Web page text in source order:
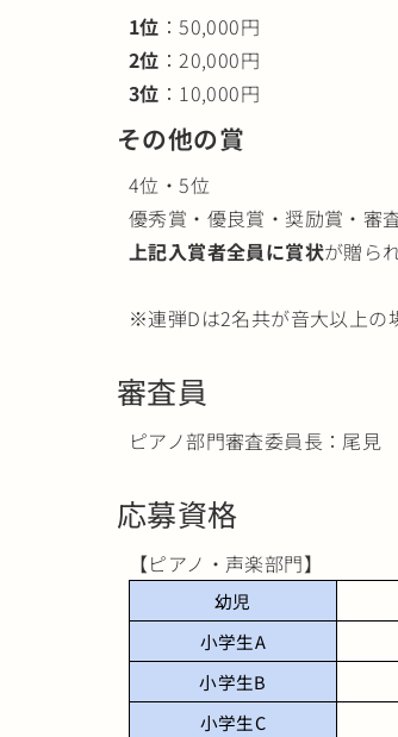
1位 ：50,000円
2位 ：20,000円
3位 ：10,000円
その他の賞
4位・5位
優秀賞・優良賞・奨励賞・審
上記入賞者全員に賞状が贈られ
※連弾Dは2名共が音大以上の
審査員
ピアノ部門審査委員長：尾
応募資格
【ピアノ・声楽部門】
幼児
小学生A
小学生B
小学生C